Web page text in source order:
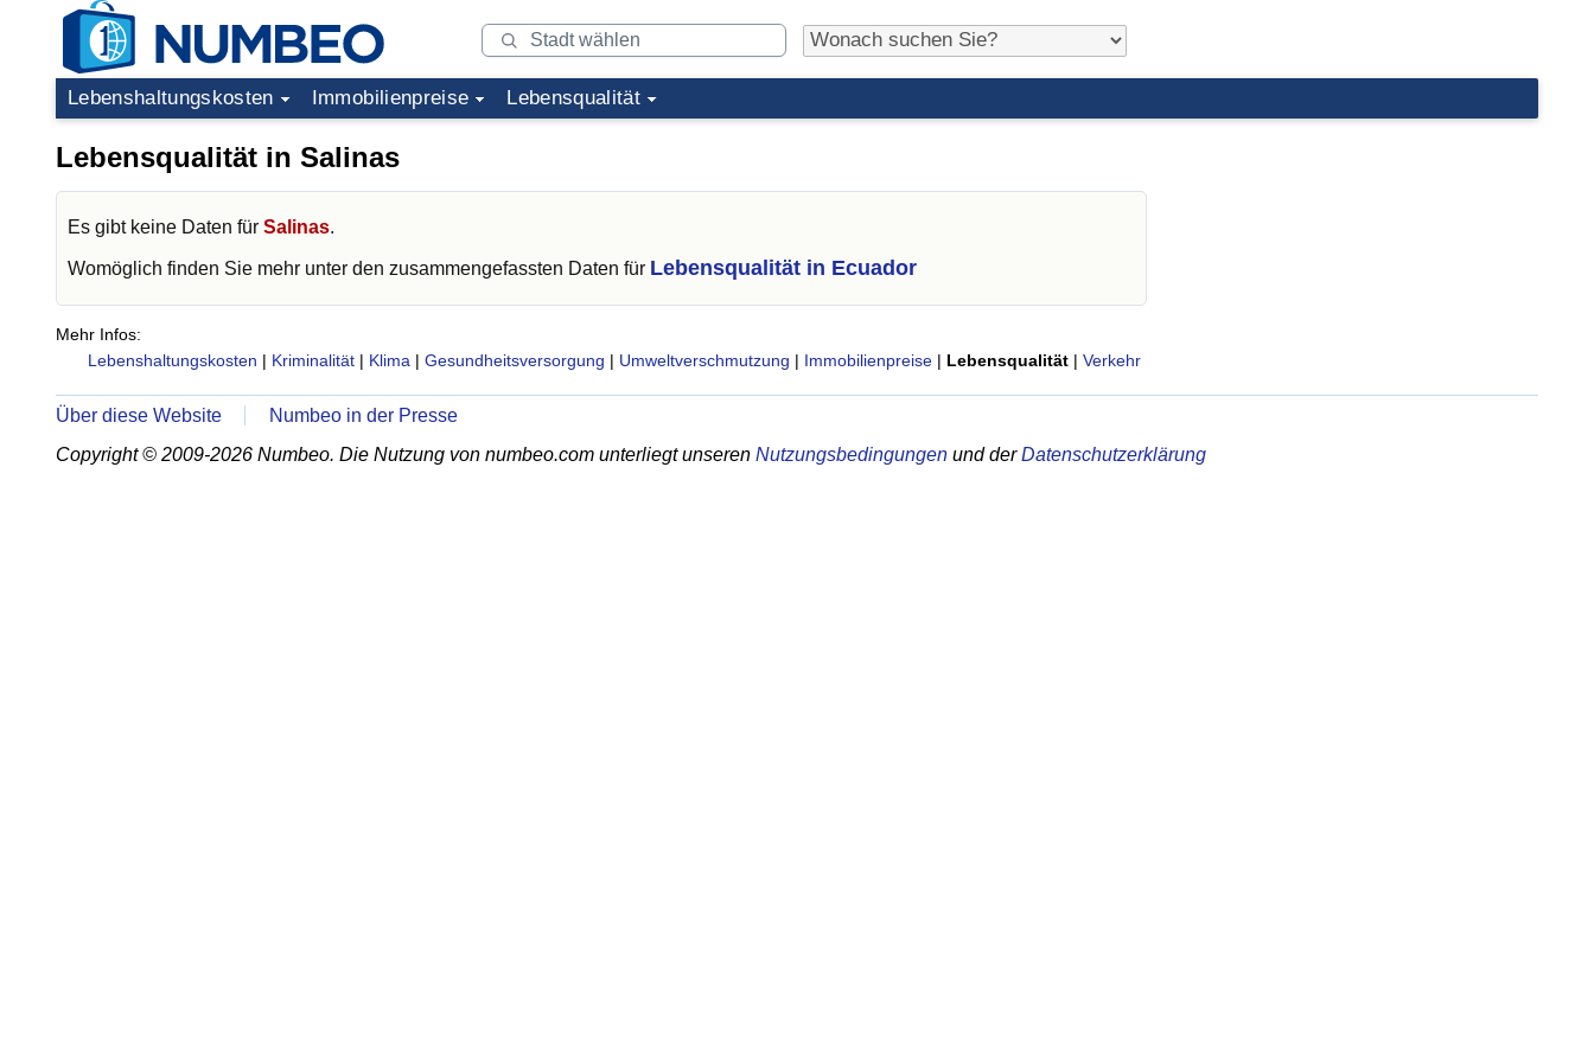
Lebenshaltungskosten Immobilienpreise Lebensqualität
Lebensqualität in Salinas
Es gibt keine Daten für Salinas.
Womöglich finden Sie mehr unter den zusammengefassten Daten für Lebensqualität in Ecuador
Mehr Infos:
Lebenshaltungskosten | Kriminalität | Klima | Gesundheitsversorgung | Umweltverschmutzung | Immobilienpreise | Lebensqualität | Verkehr
Über diese Website
Numbeo in der Presse
Copyright © 2009-2026 Numbeo. Die Nutzung von numbeo.com unterliegt unseren Nutzungsbedingungen und derDatenschutzerklärung